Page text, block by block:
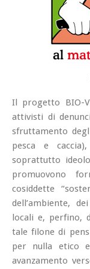
Il progetto BIO-
attivisti di
sfruttamento
pesca e
soprattutto
promuovono
cosiddette
dell’ambiente,
locali e, perfino,
tale filone di
per nulla etico
avanzamento